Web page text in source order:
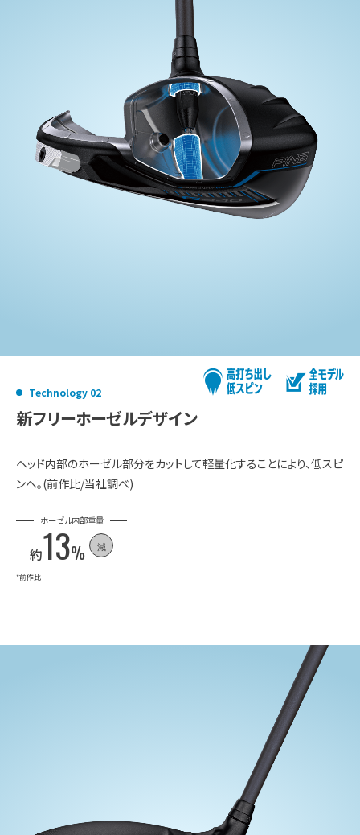
Technology 02
新フリーホーゼルデザイン
ヘッド内部のホーゼル部分をカットして軽量化することにより、低スピ
ンへ。(前作比/当社調べ)
ホーゼル内部重量
約13% 減
*前作比